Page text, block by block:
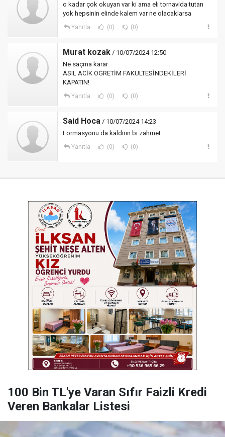
o kadar çok okuyan var ki ama eli tornavida tutan
yok hepsinin elinde kalem var ne olacaklarsa
Yanıtla (0) (0)
Murat kozak / 10/07/2024 12:50
Ne saçma karar
ASIL ACİK OGRETİM FAKULTESİNDEKİLERİ
KAPATIN!
Yanıtla (0) (0)
Said Hoca / 10/07/2024 14:23
Formasyonu da kaldırın bi zahmet.
Yanıtla (0) (0)
100 Bin TL'ye Varan Sıfır Faizli Kredi
Veren Bankalar Listesi